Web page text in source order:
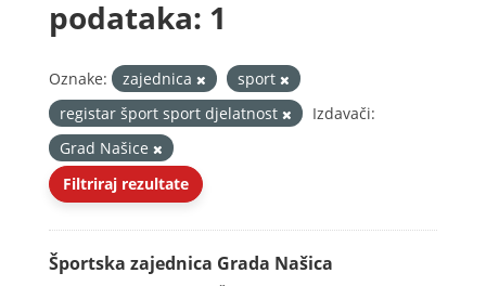
podataka: 1
Oznake: zajednica
sport
registar šport sport djelatnost
Izdavači:
Grad Našice
Filtriraj rezultate
Športska zajednica Grada Našica